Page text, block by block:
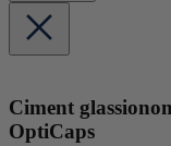
Ciment
OptiCaps